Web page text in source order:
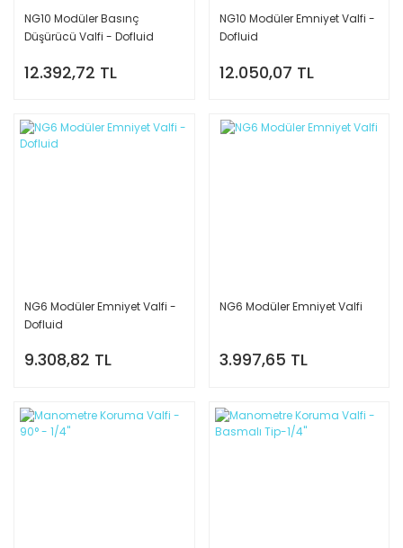
NG10 Modüler Basınç
Düşürücü Valfi - Dofluid
12.392,72 TL
NG10 Modüler Emniyet Valfi -
Dofluid
12.050,07 TL
NG6 Modüler Emniyet Valfi -
Dofluid
9.308,82 TL
NG6 Modüler Emniyet Valfi
3.997,65 TL